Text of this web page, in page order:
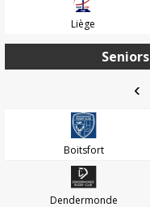
Liège
Seniors
‹
Boitsfort
Dendermonde